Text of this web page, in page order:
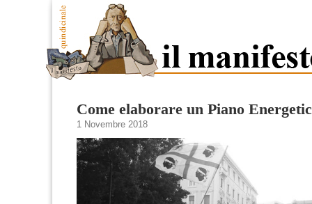
Come elaborare un Piano
1 Novembre 2018